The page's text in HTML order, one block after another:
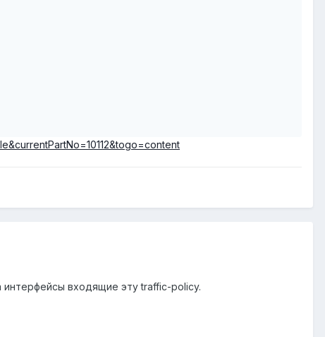
входящие эту traffic-policy.